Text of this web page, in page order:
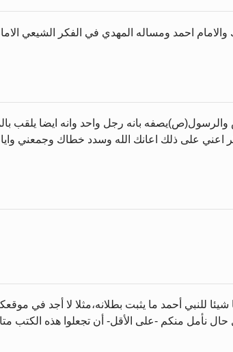
والامام احمد ومساله المهدي في الفكر الشيعي
والرسول(ص)يصفه بانه رجل واحد وانه ايضا يلقب
اعني على ذلك اعانك الله وسدد خطاك وجمعني
للنبي أحمد ما يثبت بطلانه،مثلا لا أجد في
حال نأمل منكم -على الأقل- أن تجعلوا هذه الكتب